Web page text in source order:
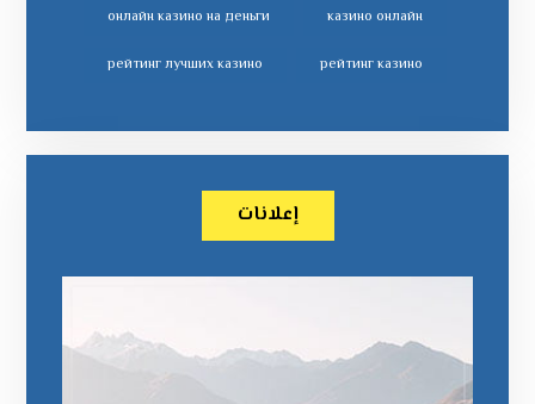
казино онлайн
онлайн казино на деньги
рейтинг казино
рейтинг лучших казино
إعلانات